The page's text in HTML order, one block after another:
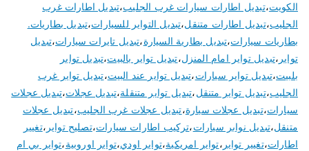
الكويت،تبديل اطارات سيارات غرب الجليب،تبديل اطارات غرب
الجليب،تبديل اطارات متنقل،تبديل التواير للسيارات،تبديل بطاريات.
بطاريات سيارات،تبديل بطارية السيارة،تبديل تايرات سيارات،تبديل
تواير ،تبديل تواير امام المنزل،تبديل تواير بالبيت،تبديل تواير
بلبيت،تبديل تواير سيارات،تبديل تواير عند البيت،تبديل تواير غرب
الجليب،تبديل تواير متنقل،تبديل تواير متنقلة،تبديل عجلات،تبديل عجلات
سيارات،تبديل عجلات سيارة،تبديل عجلات غرب الجليب،تبديل عجلات
متنقل،تبديل نوابر سيارات،تركيب اطارات سيارات،تصليح تواير ،تغيير
اطارات،تغيير تواير ،تواير امريكية،تواير اودي،تواير اوروبية،تواير بي ام